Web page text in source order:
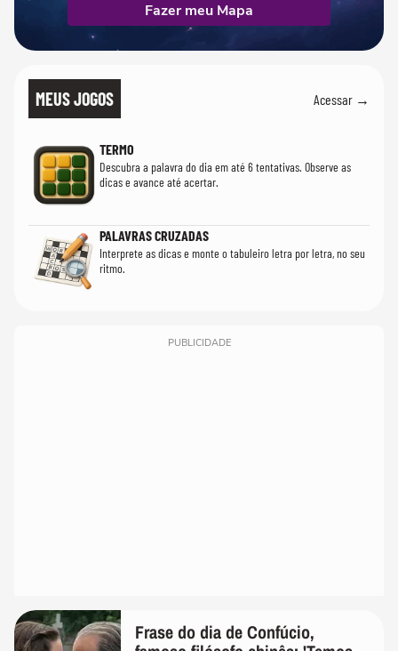
Fazer meu Mapa
MEUS JOGOS Acessar →
TERMO
Descubra a palavra do dia em até 6 tentativas. Observe as
dicas e avance até acertar.
PALAVRAS CRUZADAS
Interprete as dicas e monte o tabuleiro letra por letra, no seu
ritmo.
PUBLICIDADE
Frase do dia de Confúcio,